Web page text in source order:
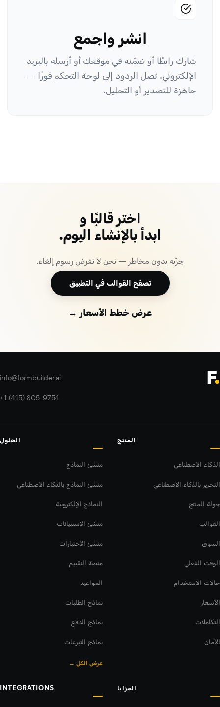
انشر واجمع
شارك رابطًا أو ضمّنه في موقعك أو أرسله بالبريد
الإلكتروني. تصل الردود إلى لوحة التحكم فورًا —
جاهزة للتصدير أو التحليل.
اختر قالبًا و
ابدأ بالإنشاء اليوم.
جرّبه بدون مخاطر — نحن لا نفرض رسوم إلغاء.
تصفّح القوالب في التطبيق
عرض خطط الأسعار →
info@formbuilder.ai
+1 (415) 805-9754
المنتج
الذكاء الاصطناعي
التحرير بالذكاء الاصطناعي
جولة المنتج
القوالب
السوق
الوقت الفعلي
حالات الاستخدام
الأسعار
التكاملات
الأمان
الحلول
منشئ النماذج
منشئ النماذج بالذكاء الاصطناعي
النماذج الإلكترونية
منشئ الاستبيانات
منشئ الاختبارات
منصة التقييم
المواعيد
نماذج الطلبات
نماذج الدفع
نماذج التبرعات
عرض الكل ←
المزايا INTEGRATIONS